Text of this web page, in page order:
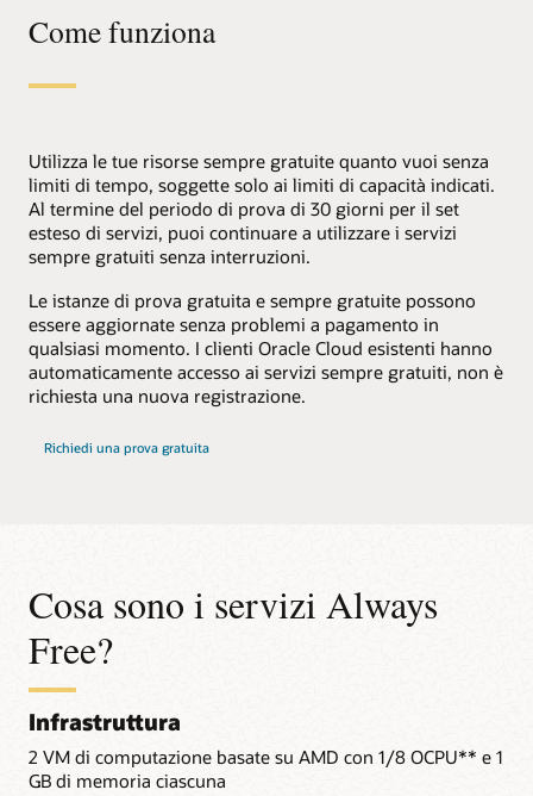
Come funziona
Utilizza le tue risorse sempre gratuite quanto vuoi senza
limiti di tempo, soggette solo ai limiti di capacità indicati.
Al termine del periodo di prova di 30 giorni per il set
esteso di servizi, puoi continuare a utilizzare i servizi
sempre gratuiti senza interruzioni.
Le istanze di prova gratuita e sempre gratuite possono
essere aggiornate senza problemi a pagamento in
qualsiasi momento. I clienti Oracle Cloud esistenti hanno
automaticamente accesso ai servizi sempre gratuiti, non è
richiesta una nuova registrazione.
Richiedi una prova gratuita
Cosa sono i servizi Always
Free?
Infrastruttura
2 VM di computazione basate su AMD con 1/8 OCPU** e 1
GB di memoria ciascuna